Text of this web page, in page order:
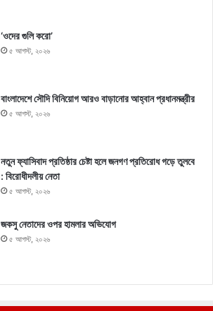
‘ওদের গুলি করো’
৫ আগস্ট, ২০২৬
বাংলাদেশে সৌদি বিনিয়োগ আরও বাড়ানোর আহ্বান প্রধানমন্ত্রীর
৫ আগস্ট, ২০২৬
নতুন ফ্যাসিবাদ প্রতিষ্ঠার চেষ্টা হলে জনগণ প্রতিরোধ গড়ে তুলবে
: বিরোধীদলীয় নেতা
৫ আগস্ট, ২০২৬
জকসু নেতাদের ওপর হামলার অভিযোগ
৫ আগস্ট, ২০২৬